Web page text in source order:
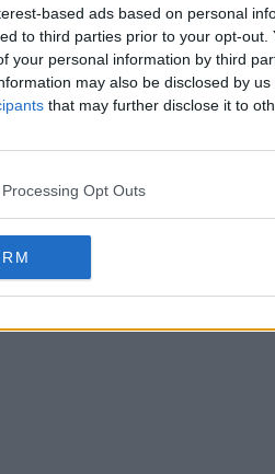
based ads based on personal
to third parties prior to your opt-
your personal information by third
may also be disclosed by
that may further disclose it to
Opt Outs